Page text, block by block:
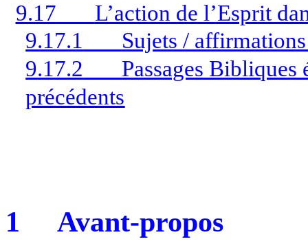
9.17
L’action de l’Esprit
9.17.1
Sujets /
9.17.2
Passages
précédents
1 Avant-propos